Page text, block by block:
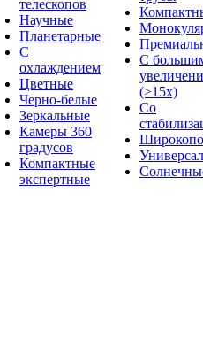
телескопов
Научные
Планетарные
С
охлаждением
Цветные
Черно-белые
Зеркальные
Камеры 360
градусов
Компактные
экспертные
С
(>15x)
Со